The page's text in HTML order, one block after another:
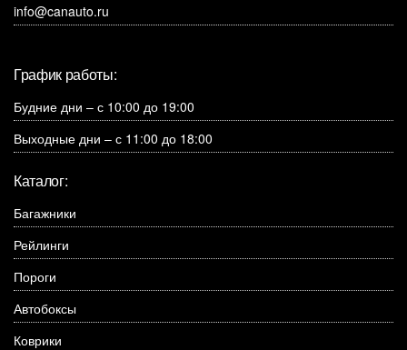
info@canauto.ru
График работы:
Будние дни – с 10:00 до 19:00
Выходные дни – с 11:00 до 18:00
Каталог:
Багажники
Рейлинги
Пороги
Автобоксы
Коврики